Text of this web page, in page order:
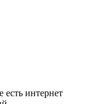
есть интернет